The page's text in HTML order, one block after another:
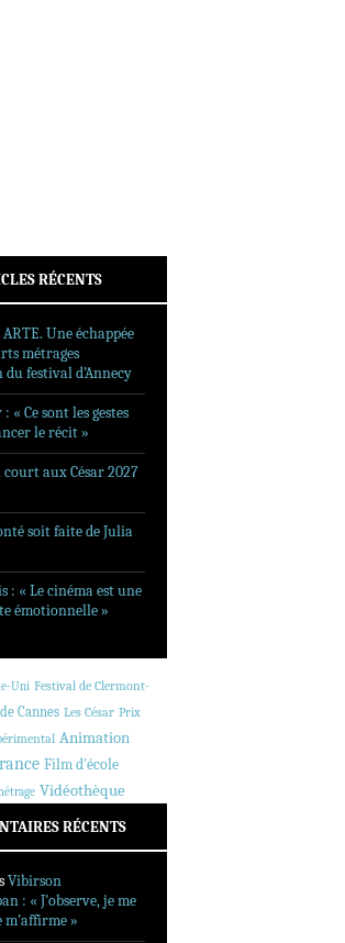
RÉCENTS
Une échappée
métrages
festival d’Annecy
« Ce sont les gestes
le récit »
aux César 2027
soit faite de Julia
: « Le cinéma est une
émotionnelle »
Uni Festival de Clermont-
Cannes Les César Prix
Animation
Film d'école
Vidéothèque
RÉCENTS
Vibirson
: « J’observe, je me
»